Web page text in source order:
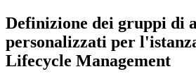
Definizione dei gruppi di
personalizzati per
Lifecycle Management